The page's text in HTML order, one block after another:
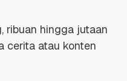
ribuan hingga jutaan
cerita atau konten